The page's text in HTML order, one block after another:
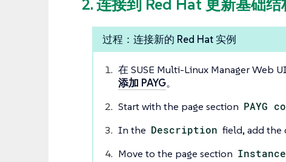
2. 连接到 Red Hat 更新基础结
过程：连接新的 Red Hat 实例
在 SUSE Multi-Linux Manager Web
添加 PAYG。
Start with the page section PAYG
In the Description field, add the
Move to the page section